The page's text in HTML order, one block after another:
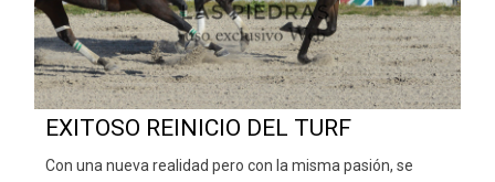
EXITOSO REINICIO DEL TURF
Con una nueva realidad pero con la misma pasión, se